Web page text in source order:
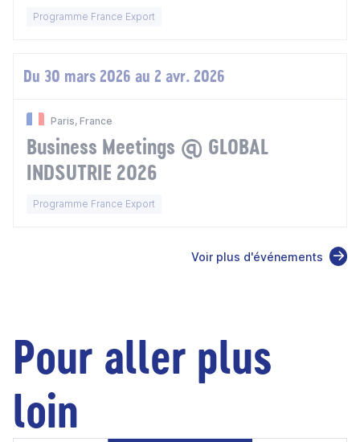
Programme France Export
Du 30 mars 2026 au 2 avr. 2026
Paris, France
Business Meetings @ GLOBAL
INDSUTRIE 2026
Programme France Export
Voir plus d'événements
Pour aller plus
loin